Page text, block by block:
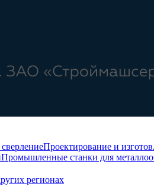
Проектирование и
Промышленные станки для
регионах